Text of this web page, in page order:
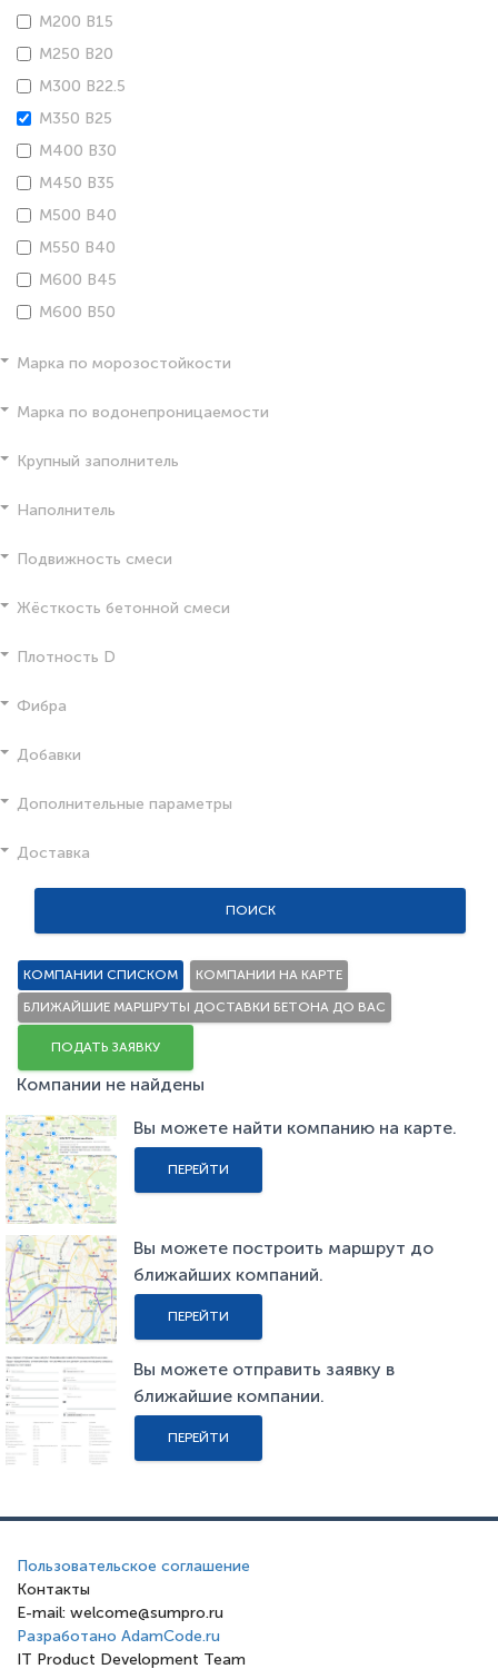
М200 В15
М250 В20
М300 В22.5
М350 В25
М400 В30
М450 В35
М500 В40
М550 В40
М600 В45
М600 В50
Марка по морозостойкости
Марка по водонепроницаемости
Крупный заполнитель
Наполнитель
Подвижность смеси
Жёсткость бетонной смеси
Плотность D
Фибра
Добавки
Дополнительные параметры
Доставка
ПОИСК
КОМПАНИИ СПИСКОМ КОМПАНИИ НА КАРТЕ
БЛИЖАЙШИЕ МАРШРУТЫ ДОСТАВКИ БЕТОНА ДО ВАС
ПОДАТЬ ЗАЯВКУ
Компании не найдены
Вы можете найти компанию на карте.
ПЕРЕЙТИ
Вы можете построить маршрут до
ближайших компаний.
ПЕРЕЙТИ
Вы можете отправить заявку в
ближайшие компании.
ПЕРЕЙТИ
Пользовательское соглашение
Контакты
E-mail: welcome@sumpro.ru
Разработано AdamCode.ru
IT Product Development Team